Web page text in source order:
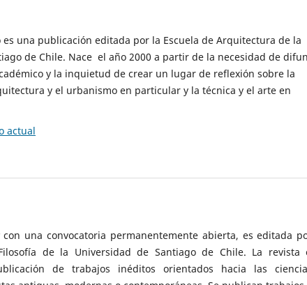
es una publicación editada por la Escuela de Arquitectura de la
de Chile. Nace el año 2000 a partir de la necesidad de
y la inquietud de crear un lugar de reflexión sobre la
y el urbanismo en particular y la técnica y el arte en
actual
con una convocatoria permanentemente abierta, es editada
de la Universidad de Santiago de Chile. La revista
de trabajos inéditos orientados hacia las